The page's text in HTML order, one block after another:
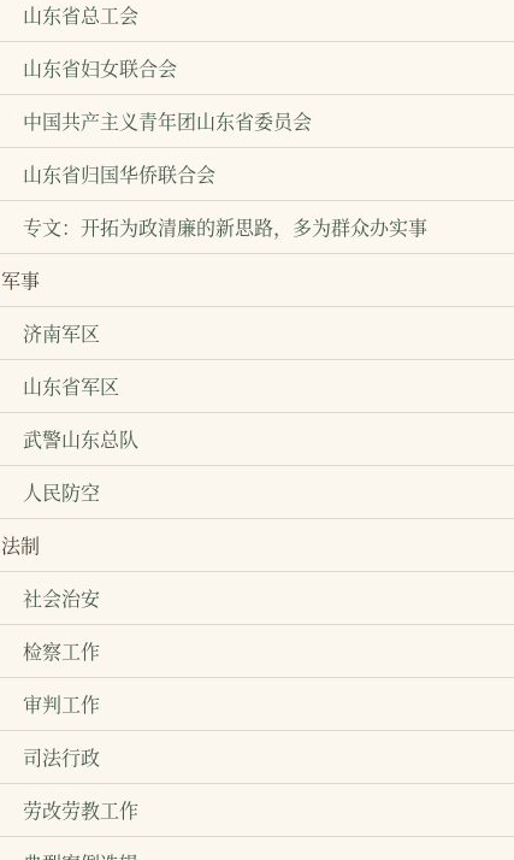
山东省总工会
山东省妇女联合会
中国共产主义青年团山东省委员会
山东省归国华侨联合会
专文：开拓为政清廉的新思路，多为群众办实事
军事
济南军区
山东省军区
武警山东总队
人民防空
法制
社会治安
检察工作
审判工作
司法行政
劳改劳教工作